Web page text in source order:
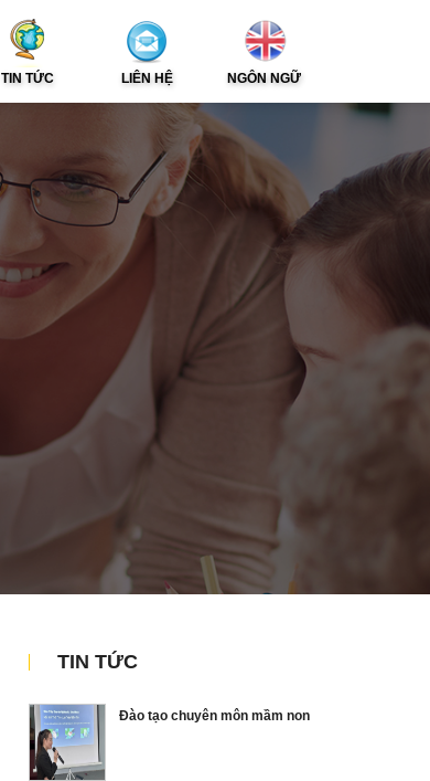
TIN TỨC LIÊN HỆ NGÔN NGỮ
TIN TỨC
Đào tạo chuyên môn mầm non